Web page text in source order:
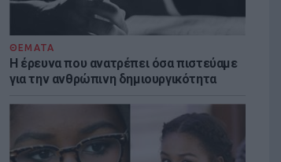
ΘΕΜΑΤΑ
Η έρευνα που ανατρέπει όσα πιστεύαμε
για την ανθρώπινη δημιουργικότητα